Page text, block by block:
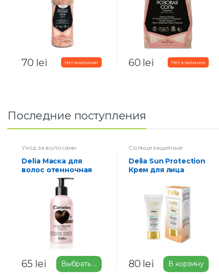
70 lei 60 lei
Последние поступления
Уход за волосами
Delia Маска для
волос отенночная
65 lei Выбрать ...
Солнцезащитные
средства
Delia Sun Protection
Крем для лица
Care 50мл
80 lei В корзину